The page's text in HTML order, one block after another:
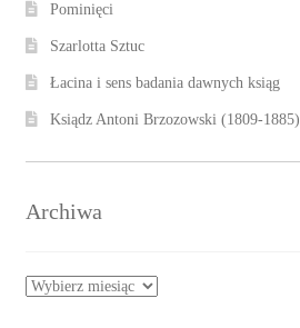
Pominięci
Szarlotta Sztuc
Łacina i sens badania dawnych ksiąg
Ksiądz Antoni Brzozowski (1809-1885)
Archiwa
Archiwa